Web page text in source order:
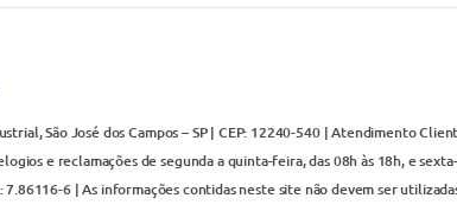
São José dos Campos – SP | CEP: 12240-540 | Atendimento
e reclamações de segunda a quinta-feira, das 08h às 18h, e
6 | As informações contidas neste site não devem ser